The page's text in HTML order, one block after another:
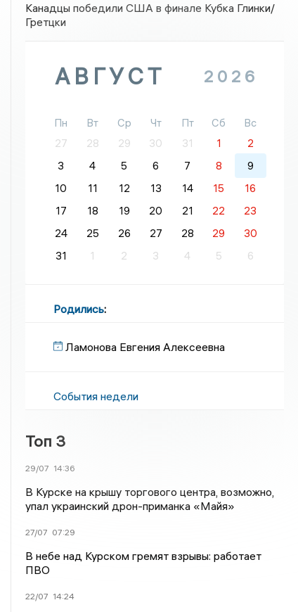
Канадцы победили США в финале Кубка Глинки/
Гретцки
АВГУСТ 2026
Пн Вт Ср Чт Пт Сб
Вс
27
28 29 30 31 1
2
3
4 5 6 7 8
9
10
11 12 13 14 15
16
17
18 19 20 21 22
23
24
25 26 27 28 29
30
31
1 2 3 4 5 6
Родились:
Ламонова Евгения Алексеевна
События недели
Топ 3
29/07 14:36
В Курске на крышу торгового центра, возможно,
упал украинский дрон-приманка «Майя»
27/07 07:29
В небе над Курском гремят взрывы: работает
ПВО
22/07 14:24